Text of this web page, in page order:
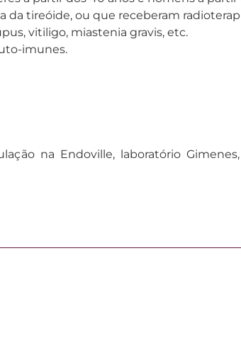
tireóide, ou que receberam
vitiligo, miastenia gravis, etc.
imunes.
na Endoville, laboratório